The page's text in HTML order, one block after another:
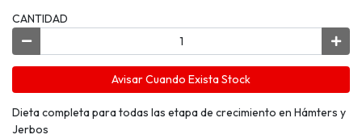
CANTIDAD
Avisar Cuando Exista Stock
Dieta completa para todas las etapa de crecimiento en Hámters y
Jerbos